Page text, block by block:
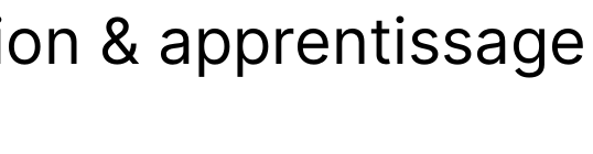
& apprentissage